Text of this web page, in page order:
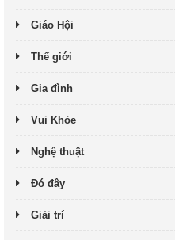
Giáo Hội
Thế giới
Gia đình
Vui Khỏe
Nghệ thuật
Đó đây
Giải trí